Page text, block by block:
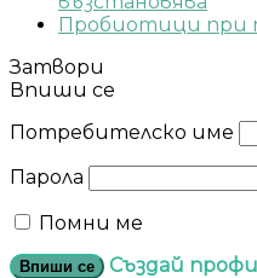
Пробиотици при
Затвори
Впиши се
Потребителско име
Парола
Помни ме
Впиши се
Създай